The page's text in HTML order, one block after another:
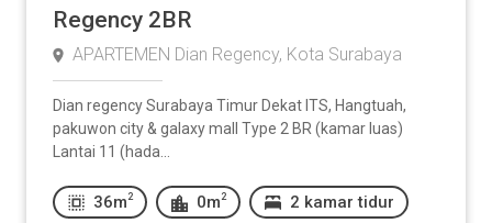
Regency 2BR
APARTEMEN Dian Regency, Kota Surabaya
Dian regency Surabaya Timur Dekat ITS, Hangtuah,
pakuwon city & galaxy mall Type 2 BR (kamar luas)
Lantai 11 (hada...
36m 2 0m 2 2 kamar tidur